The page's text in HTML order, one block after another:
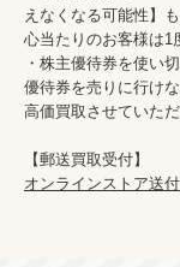
えなくなる可能性】
心当たりのお客様は1
・株主優待券を使い
優待券を売りに行け
高価買取させていた
オンラインストア送